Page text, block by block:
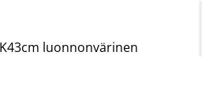
luonnonvärinen